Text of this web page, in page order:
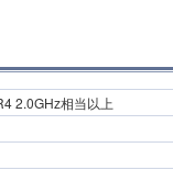
2.0GHz相当以上